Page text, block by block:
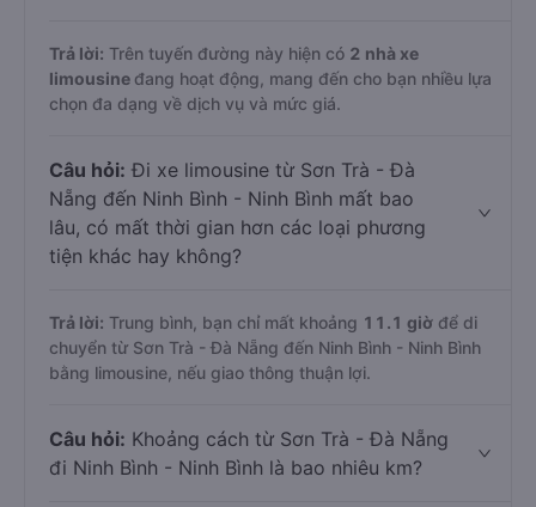
Trả lời: Trên tuyến đường này hiện có 2 nhà xe
limousine đang hoạt động, mang đến cho bạn nhiều lựa
chọn đa dạng về dịch vụ và mức giá.
Câu hỏi: Đi xe limousine từ Sơn Trà - Đà
Nẵng đến Ninh Bình - Ninh Bình mất bao
lâu, có mất thời gian hơn các loại phương
tiện khác hay không?
Trả lời: Trung bình, bạn chỉ mất khoảng 11.1 giờ để di
chuyển từ Sơn Trà - Đà Nẵng đến Ninh Bình - Ninh Bình
bằng limousine, nếu giao thông thuận lợi.
Câu hỏi: Khoảng cách từ Sơn Trà - Đà Nẵng
đi Ninh Bình - Ninh Bình là bao nhiêu km?